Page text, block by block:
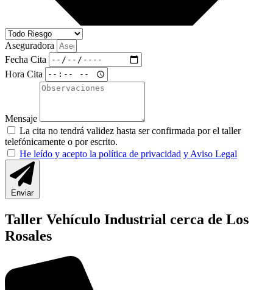
Aseguradora
Fecha Cita
Hora Cita
Mensaje
La cita no tendrá validez hasta ser confirmada por el taller
telefónicamente o por escrito.
He leído y acepto la política de privacidad y Aviso Legal
Enviar
Taller Vehículo Industrial cerca de Los
Rosales